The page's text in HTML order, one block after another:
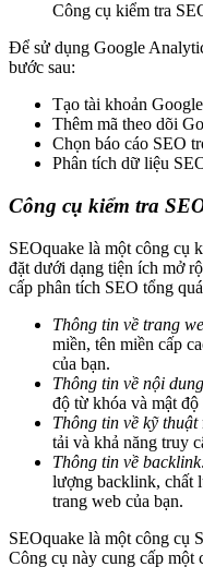
Công cụ kiểm tra
Để sử dụng Google
bước sau:
Tạo tài khoản
Thêm mã theo dõi
Chọn báo cáo SEO
Phân tích dữ liệu
Công cụ kiểm tra
SEOquake là một công cụ
đặt dưới dạng tiện ích mở
cấp phân tích SEO tổng
Thông tin về trang
miền, tên miền cấp
của bạn.
Thông tin về nội dung
độ từ khóa và mật
Thông tin về kỹ thuật
tải và khả năng truy
Thông tin về
lượng backlink, chất
trang web của bạn.
SEOquake là một công cụ
Công cụ này cung cấp một